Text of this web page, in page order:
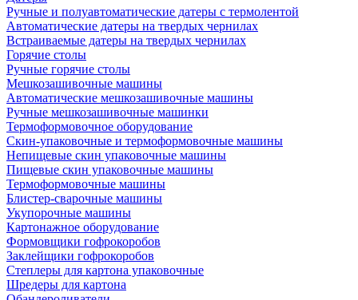
Ручные и полуавтоматические датеры с термолентой
Автоматические датеры на твердых чернилах
Встраиваемые датеры на твердых чернилах
Горячие столы
Ручные горячие столы
Мешкозашивочные машины
Автоматические мешкозашивочные машины
Ручные мешкозашивочные машинки
Термоформовочное оборудование
Скин-упаковочные и термоформовочные машины
Непищевые скин упаковочные машины
Пищевые скин упаковочные машины
Термоформовочные машины
Блистер-сварочные машины
Укупорочные машины
Картонажное оборудование
Формовщики гофрокоробов
Заклейщики гофрокоробов
Степлеры для картона упаковочные
Шредеры для картона